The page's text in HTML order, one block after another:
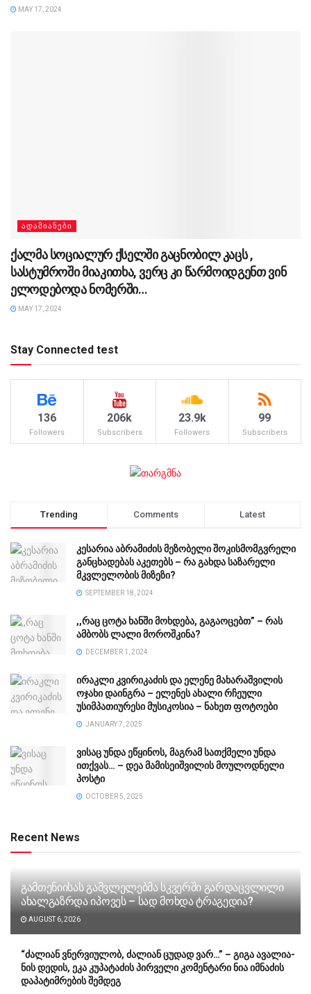
MAY 17, 2024
ᲐᲓᲐᲛᲘᲐᲜᲔᲑᲘ
ქალმა სოციალურ ქსელში გაცნობილ კაცს ,
სასტუმროში მიაკითხა, ვერც კი წარმოიდგენთ ვინ
ელოდებოდა ნომერში…
MAY 17, 2024
Stay Connected test
136
Followers
206k
Subscribers
23.9k
Followers
99
Subscribers
Trending Comments Latest
კესარია აბრამიძის მეზობელი შოკისმომგვრელი
განცხადებას აკეთებს – რა გახდა საზარელი
მკვლელობის მიზეზი?
SEPTEMBER 18, 2024
,,რაც ცოტა ხანში მოხდება, გაგაოცებთ” – რას
ამბობს ლალი მოროშკინა?
DECEMBER 1, 2024
ირაკლი კვირიკაძის და ელენე მახარაშვილის
ოჯახი დაინგრა – ელენეს ახალი რჩეული
უსიმპათიურესი მუსიკოსია – ნახეთ ფოტოები
JANUARY 7, 2025
ვისაც უნდა ეწყინოს, მაგრამ სათქმელი უნდა
ითქვას… – დეა მამისეიშვილის მოულოდნელი
პოსტი
OCTOBER 5, 2025
Recent News
გამთენიისას გამვლელებმა სკვერში გარდაცვლილი
ახალგაზრდა იპოვეს – სად მოხდა ტრაგედია?
AUGUST 6, 2026
“ძა­ლი­ან ვნერ­ვი­უ­ლობ, ძა­ლი­ან ცუ­დად ვარ…” – გიგა ავა­ლი­ა­
ნის დე­დის, ეკა კუ­პა­ტა­ძის პირველი კომენტარი ნია იმნაძის
დაპატიმრების შემდეგ